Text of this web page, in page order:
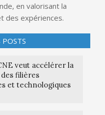
en valorisant la
des expériences.
POSTS
veut accélérer la
filières
et technologiques